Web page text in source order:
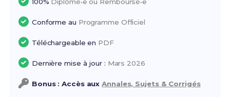
100% Diplômé•e ou Remboursé•e
Conforme au Programme Officiel
Téléchargeable en PDF
Dernière mise à jour : Mars 2026
Bonus : Accès auxAnnales, Sujets & Corrigés